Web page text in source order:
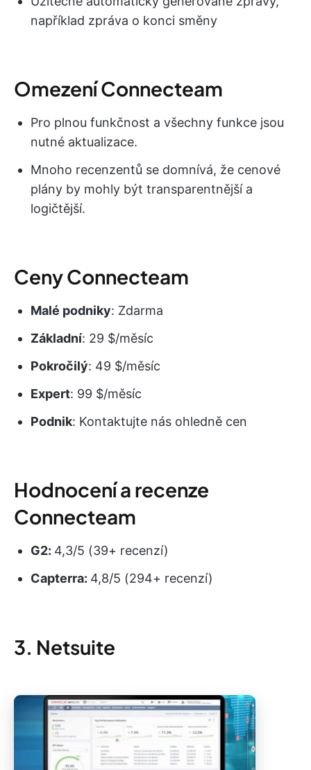
například zpráva o konci směny
Omezení Connecteam
Pro plnou funkčnost a všechny funkce jsou
nutné aktualizace.
Mnoho recenzentů se domnívá, že cenové
plány by mohly být transparentnější a
logičtější.
Ceny Connecteam
Malé podniky: Zdarma
Základní: 29 $/měsíc
Pokročilý: 49 $/měsíc
Expert: 99 $/měsíc
Podnik: Kontaktujte nás ohledně cen
Hodnocení a recenze
Connecteam
G2: 4,3/5 (39+ recenzí)
Capterra: 4,8/5 (294+ recenzí)
3. Netsuite